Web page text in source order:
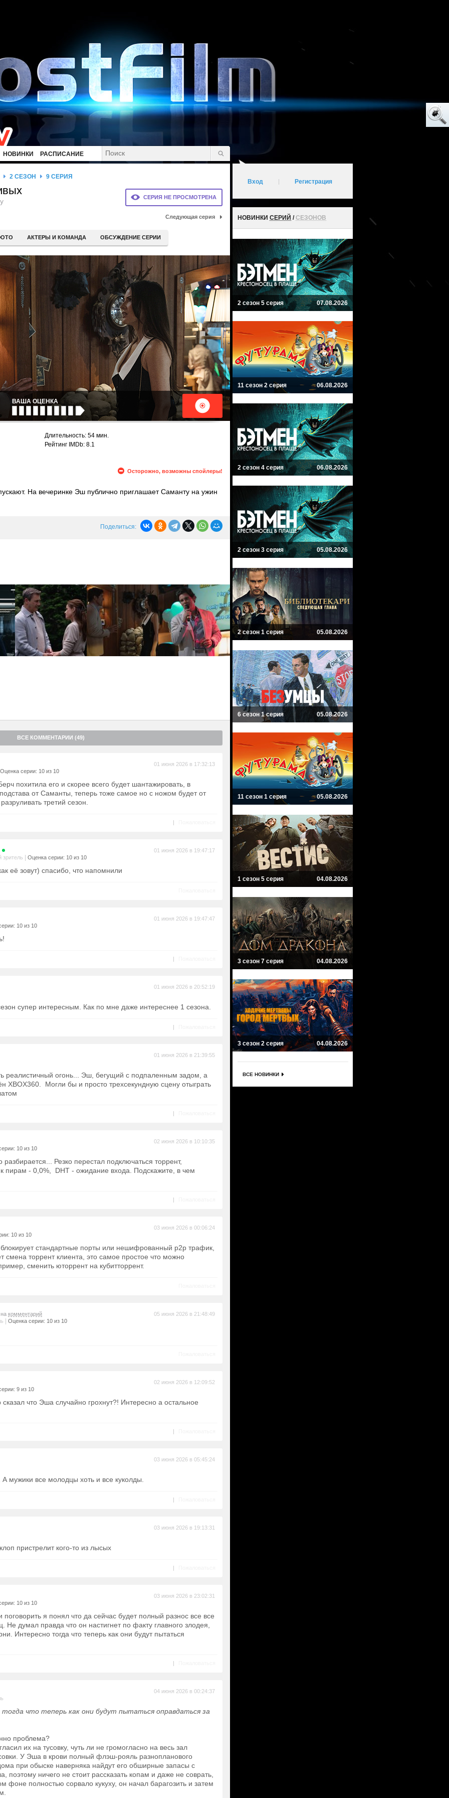
НОВИНКИ РАСПИСАНИЕ
СЕРИЯ НЕ ПРОСМОТРЕНА
2 СЕЗОН 9 СЕРИЯ
Следующая серия
АКТЕРЫ И КОМАНДА ОБСУЖДЕНИЕ СЕРИИ
ВАША ОЦЕНКА
Длительность: 54 мин.
Рейтинг IMDb: 8.1
Осторожно, возможны спойлеры!
На вечеринке Эш публично приглашает Саманту на ужин
Купа. Джек предлагает Купу вернуть инвестиции, но, когда
Поделиться:
ВСЕ КОММЕНТАРИИ (49)
Оценка серии: 10 из 10
01 июня 2026 в 17:32:13
похитила его и скорее всего будет шантажировать, в
от Саманты, теперь тоже самое но с ножом будет от
третий сезон.
|
зритель Оценка серии: 10 из 10
01 июня 2026 в 19:47:17
её зовут) спасибо, что напомнили
10 из 10
01 июня 2026 в 19:47:47
|
01 июня 2026 в 20:52:19
супер интересным. Как по мне даже интереснее 1 сезона.
|
01 июня 2026 в 21:39:55
реалистичный огонь... Эш, бегущий с подпаленным задом, а
XBOX360. Могли бы и просто трехсекундную сцену отыграть
|
10 из 10
02 июня 2026 в 10:10:35
разбирается... Резко перестал подключаться торрент,
пирам - 0,0%, DHT - ожидание входа. Подскажите, в чем
|
10 из 10
03 июня 2026 в 00:06:24
стандартные порты или нешифрованный p2p трафик,
смена торрент клиента, это самое простое что можно
сменить юторрент на кубитторрент.
комментарий
Оценка серии: 10 из 10
05 июня 2026 в 21:48:49
9 из 10
02 июня 2026 в 12:09:52
что Эша случайно грохнут?! Интересно а остальное
|
03 июня 2026 в 05:45:24
мужики все молодцы хоть и все куколды.
|
03 июня 2026 в 19:13:31
пристрелит кого-то из лысых
|
10 из 10
03 июня 2026 в 23:02:31
поговорить я понял что да сейчас будет полный разнос все все
Не думал правда что он настигнет по факту главного злодея,
Интересно тогда что теперь как они будут пытаться
|
04 июня 2026 в 00:24:37
что теперь как они будут пытаться оправдаться за
проблема?
их на тусовку, чуть ли не громогласно на весь зал
У Эша в крови полный флэш-рояль разнопланового
при обыске наверняка найдут его обширные запасы с
поэтому ничего не стоит рассказать копам и даже не соврать,
фоне полностью сорвало кукуху, он начал барагозить и затем
Вход Регистрация
НОВИНКИ СЕРИЙ /СЕЗОНОВ
2 сезон 5 серия 07.08.2026
11 сезон 2 серия 06.08.2026
2 сезон 4 серия 06.08.2026
2 сезон 3 серия 05.08.2026
2 сезон 1 серия 05.08.2026
6 сезон 1 серия 05.08.2026
11 сезон 1 серия 05.08.2026
1 сезон 5 серия 04.08.2026
3 сезон 7 серия 04.08.2026
3 сезон 2 серия 04.08.2026
ВСЕ НОВИНКИ